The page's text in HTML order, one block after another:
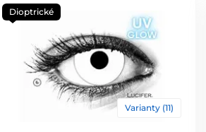
Dioptrické
Varianty (11)